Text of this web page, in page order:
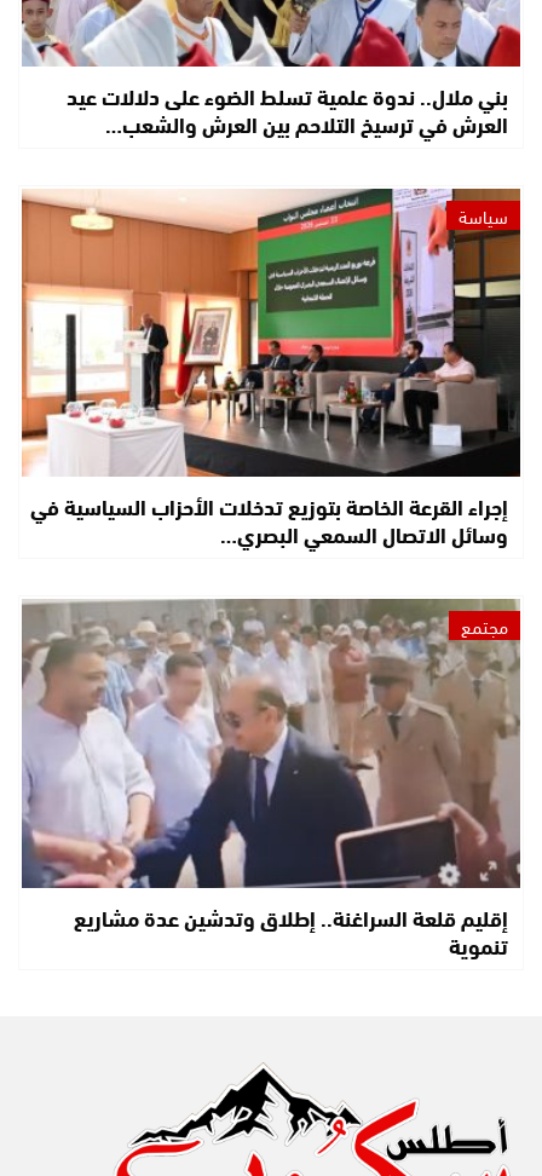
بني ملال.. ندوة علمية تسلط الضوء على دلالات عيد
العرش في ترسيخ التلاحم بين العرش والشعب…
سياسة
إجراء القرعة الخاصة بتوزيع تدخلات الأحزاب السياسية في
وسائل الاتصال السمعي البصري…
مجتمع
إقليم قلعة السراغنة.. إطلاق وتدشين عدة مشاريع
تنموية